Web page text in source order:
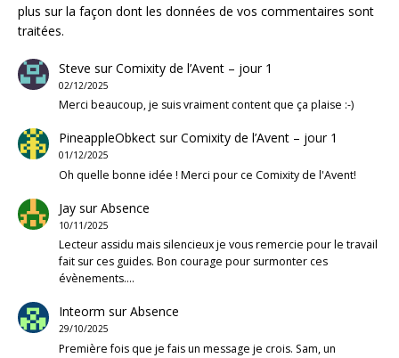
plus sur la façon dont les données de vos commentaires sont
traitées.
Steve surComixity de l’Avent – jour 1
02/12/2025
Merci beaucoup, je suis vraiment content que ça plaise :-)
PineappleObkectsurComixity de l’Avent – jour 1
01/12/2025
Oh quelle bonne idée ! Merci pour ce Comixity de l'Avent!
JaysurAbsence
10/11/2025
Lecteur assidu mais silencieux je vous remercie pour le travail
fait sur ces guides. Bon courage pour surmonter ces
évènements.…
Inteorm surAbsence
29/10/2025
Première fois que je fais un message je crois. Sam, un